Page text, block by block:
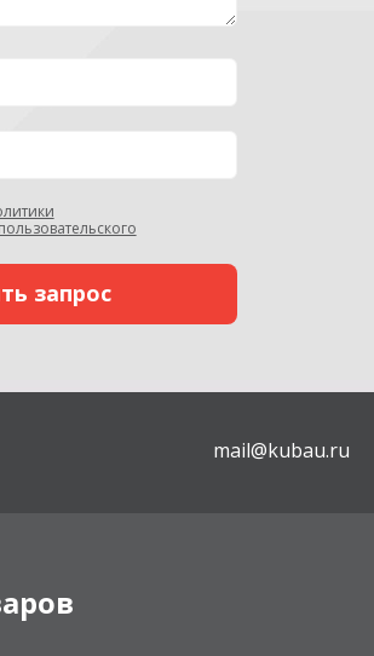
пользовательского
mail@kubau.ru